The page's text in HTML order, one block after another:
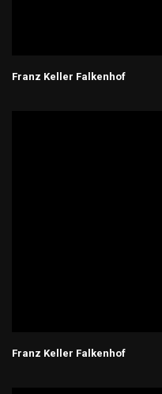
Franz Keller Falkenhof
Franz Keller Falkenhof